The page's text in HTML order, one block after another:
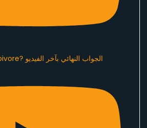
Omnivore او Herbivore? الجواب النهائي بآخر الفيديو